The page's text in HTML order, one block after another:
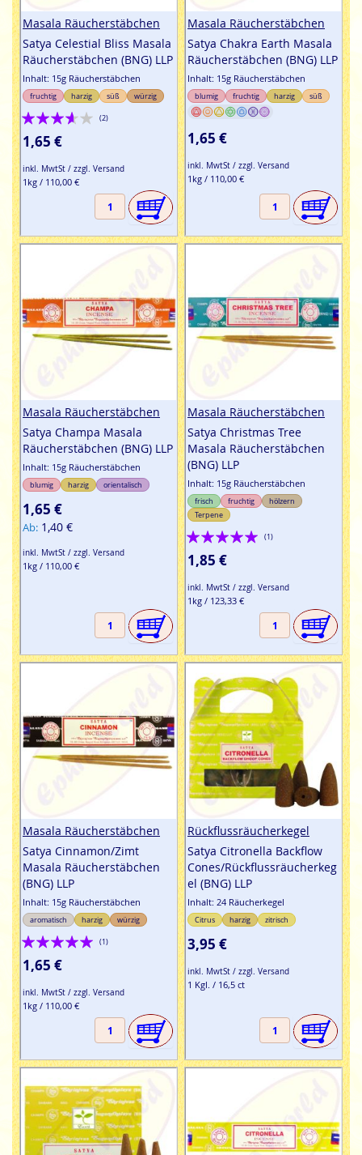
Masala Räucherstäbchen
Satya Celestial Bliss Masala
Räucherstäbchen (BNG) LLP
Inhalt: 15g Räucherstäbchen
fruchtig harzig süß würzig
Bewertung:
70%
(2)
1,65 €
inkl. MwtSt / zzgl. Versand
1kg / 110,00 €
Masala Räucherstäbchen
Satya Chakra Earth Masala
Räucherstäbchen (BNG) LLP
Inhalt: 15g Räucherstäbchen
blumig fruchtig harzig süß
1,65 €
inkl. MwtSt / zzgl. Versand
1kg / 110,00 €
Masala Räucherstäbchen
Satya Champa Masala
Räucherstäbchen (BNG) LLP
Inhalt: 15g Räucherstäbchen
blumig harzig orientalisch
1,65 €
Ab 1,40 €
inkl. MwtSt / zzgl. Versand
1kg / 110,00 €
Masala Räucherstäbchen
Satya Christmas Tree
Masala Räucherstäbchen
(BNG) LLP
Inhalt: 15g Räucherstäbchen
frisch fruchtig
hölzern
Terpene
Bewertung:
100%
(1)
1,85 €
inkl. MwtSt / zzgl. Versand
1kg / 123,33 €
Masala Räucherstäbchen
Satya Cinnamon/Zimt
Masala Räucherstäbchen
(BNG) LLP
Inhalt: 15g Räucherstäbchen
aromatisch harzig würzig
Bewertung:
100%
(1)
1,65 €
inkl. MwtSt / zzgl. Versand
1kg / 110,00 €
Rückflussräucherkegel
Satya Citronella Backflow
Cones/Rückflussräucherkeg
el (BNG) LLP
Inhalt: 24 Räucherkegel
Citrus harzig zitrisch
3,95 €
inkl. MwtSt / zzgl. Versand
1 Kgl. / 16,5 ct